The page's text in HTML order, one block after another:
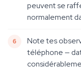
peuvent se
normalement
Note tes
téléphone —